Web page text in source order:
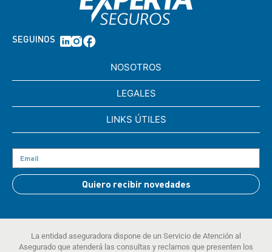
SEGUINOS
NOSOTROS
LEGALES
LINKS ÚTILES
Quiero recibir novedades
La entidad aseguradora dispone de un Servicio de Atención al
Asegurado que atenderá las consultas y reclamos que presenten los